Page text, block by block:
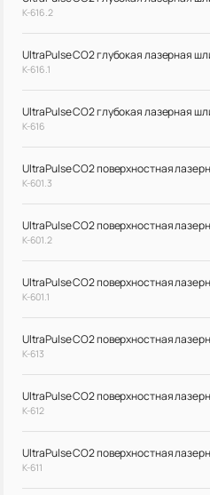
К-616.2
UltraPulse CO2 глубокая лазерная
К-616.1
UltraPulse CO2 глубокая лазерная
К-616
UltraPulse CO2 поверхностная
К-601.3
UltraPulse CO2 поверхностная
К-601.2
UltraPulse CO2 поверхностная
К-601.1
UltraPulse CO2 поверхностная
К-613
UltraPulse CO2 поверхностная
К-612
UltraPulse CO2 поверхностная
К-611